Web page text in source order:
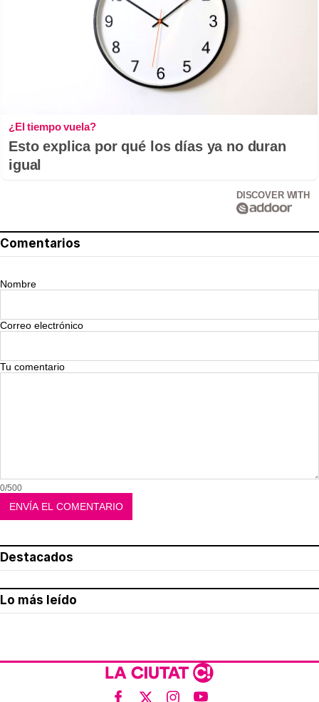
¿El tiempo vuela?
Esto explica por qué los días ya no duran
igual
DISCOVER WITH
Comentarios
Nombre
Correo electrónico
Tu comentario
0/500
Destacados
Lo más leído